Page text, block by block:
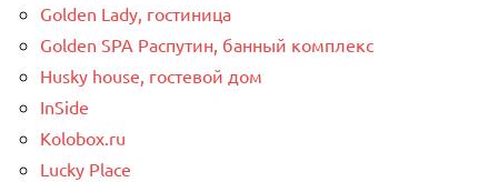
Golden Lady, гостиница
Golden SPA Распутин, банный комплекс
Husky house, гостевой дом
InSide
Kolobox.ru
Lucky Place